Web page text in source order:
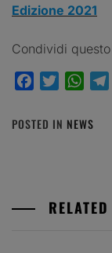
Edizione 2021
Condividi
FacebookTwitter
POSTED IN NEWS